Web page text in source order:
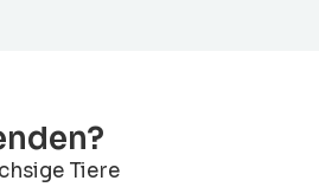
Tiere